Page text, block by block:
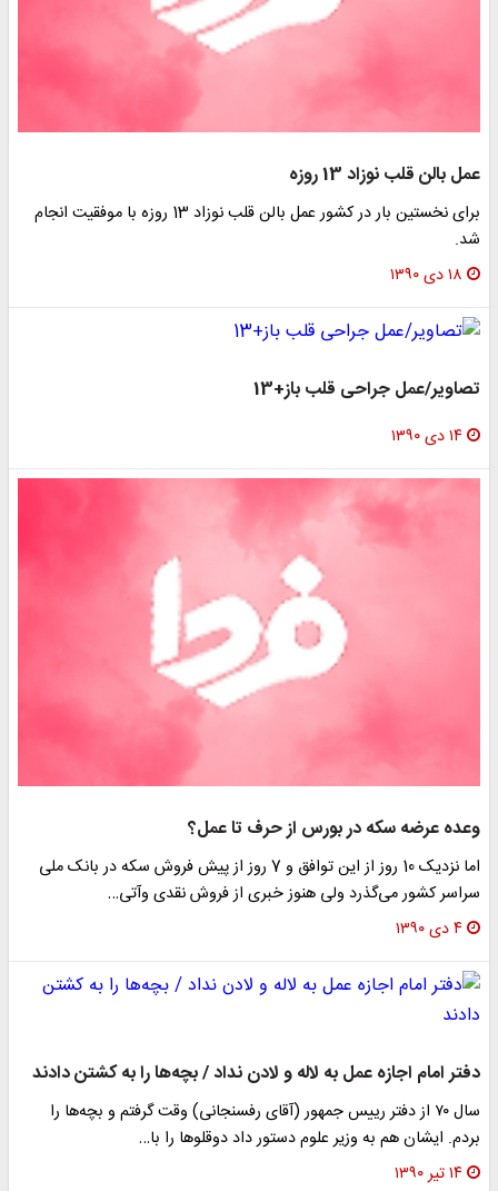
عمل بالن قلب نوزاد 13 روزه
برای نخستین بار در کشور عمل بالن قلب نوزاد 13 روزه با موفقیت انجام
شد.
۱۸ دی ۱۳۹۰
تصاویر/عمل جراحی قلب باز+13
۱۴ دی ۱۳۹۰
وعده عرضه سکه در بورس از حرف تا عمل؟
اما نزدیک 10 روز از این توافق و 7 روز از پیش فروش سکه در بانک ملی
سراسر کشور می‌گذرد ولی هنوز خبری از فروش نقدی وآتی…
۴ دی ۱۳۹۰
دفتر امام اجازه عمل به لاله و لادن نداد / بچه‌ها را به کشتن دادند
سال ۷۰ از دفتر رییس جمهور (آقای رفسنجانی) وقت گرفتم و بچه‌ها را
بردم. ایشان هم به وزیر علوم دستور داد دوقلو‌ها را با…
۱۴ تیر ۱۳۹۰